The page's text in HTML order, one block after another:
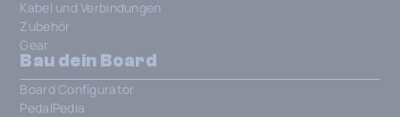
Kabel und Verbindungen
Zubehör
Gear
Bau dein Board
Board Configurator
PedalPedia